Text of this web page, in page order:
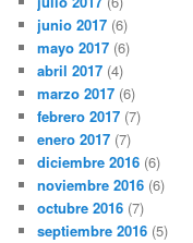
junio 2017 (6)
mayo 2017 (6)
abril 2017 (4)
marzo 2017 (6)
febrero 2017 (7)
enero 2017 (7)
diciembre 2016 (6)
noviembre 2016 (6)
octubre 2016 (7)
septiembre 2016 (5)